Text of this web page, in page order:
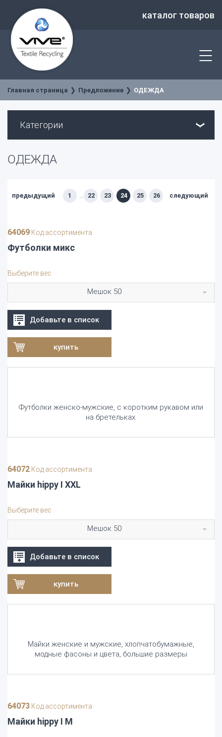
каталог товаров
Главная страница Предложение ОДЕЖДА
Категории
ОДЕЖДА
предыдущий 1 ... 22 23 24 25 26 следующий
64069 Код ассортимента
Футболки микс
Выберите вес
Мешок 50
Добавьте в список
купить
Футболки женско-мужские, с коротким рукавом или
на бретельках.
64072 Код ассортимента
Майки hippy I XXL
Выберите вес
Мешок 50
Добавьте в список
купить
Майки женские и мужские, хлопчатобумажныe,
модные фасоны и цвета, большие размеры
64073 Код ассортимента
Майки hippy І M